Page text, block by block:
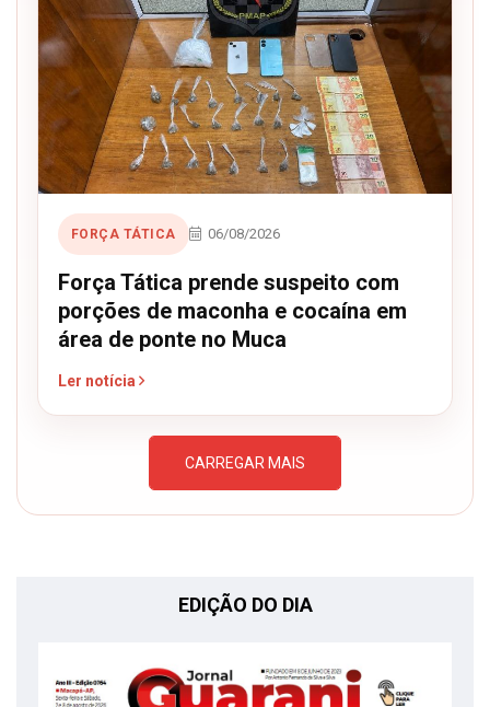
FORÇA TÁTICA 06/08/2026
Força Tática prende suspeito com
porções de maconha e cocaína em
área de ponte no Muca
Ler notícia
CARREGAR MAIS
EDIÇÃO DO DIA